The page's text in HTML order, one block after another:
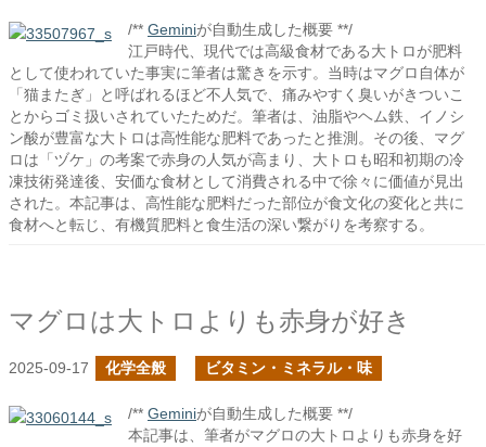
/** Geminiが自動生成した概要 **/
江戸時代、現代では高級食材である大トロが肥料
として使われていた事実に筆者は驚きを示す。当時はマグロ自体が
「猫またぎ」と呼ばれるほど不人気で、痛みやすく臭いがきついこ
とからゴミ扱いされていたためだ。筆者は、油脂やヘム鉄、イノシ
ン酸が豊富な大トロは高性能な肥料であったと推測。その後、マグ
ロは「ヅケ」の考案で赤身の人気が高まり、大トロも昭和初期の冷
凍技術発達後、安価な食材として消費される中で徐々に価値が見出
された。本記事は、高性能な肥料だった部位が食文化の変化と共に
食材へと転じ、有機質肥料と食生活の深い繋がりを考察する。
マグロは大トロよりも赤身が好き
2025-09-17 化学全般 ビタミン・ミネラル・味
/** Geminiが自動生成した概要 **/
本記事は、筆者がマグロの大トロよりも赤身を好